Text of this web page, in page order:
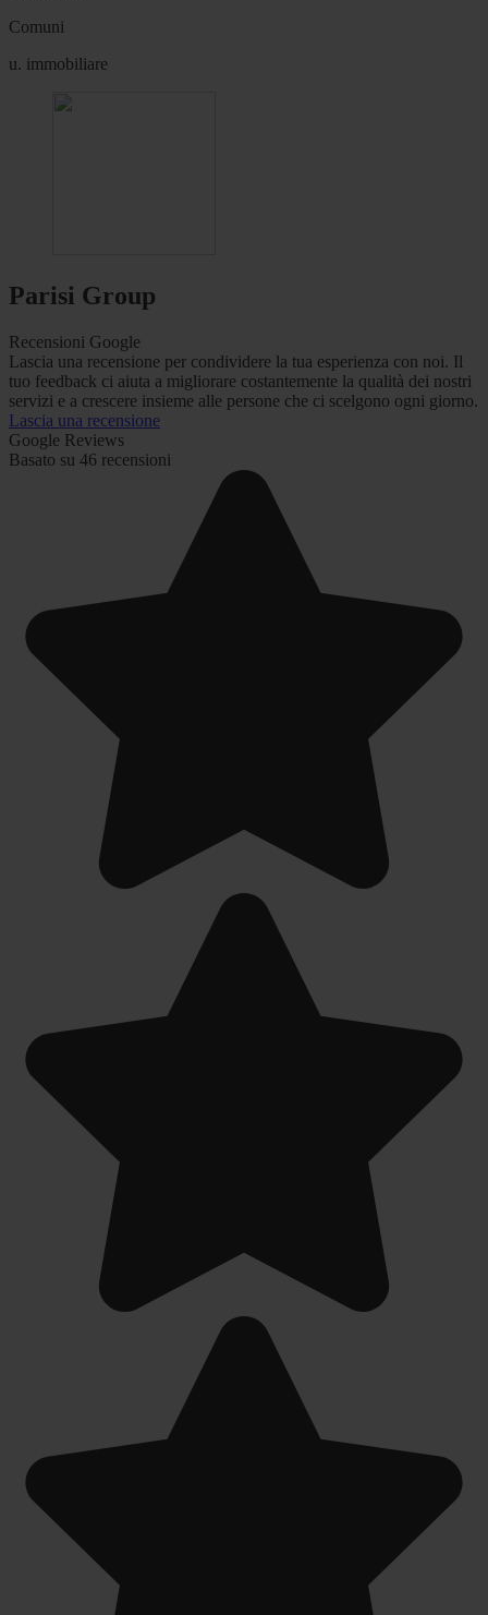
Comuni
u. immobiliare
Parisi Group
Recensioni Google
Lascia una recensione per condividere la tua esperienza con noi. Il
tuo feedback ci aiuta a migliorare costantemente la qualità dei nostri
servizi e a crescere insieme alle persone che ci scelgono ogni giorno.
Lascia una recensione
Google Reviews
Basato su 46 recensioni